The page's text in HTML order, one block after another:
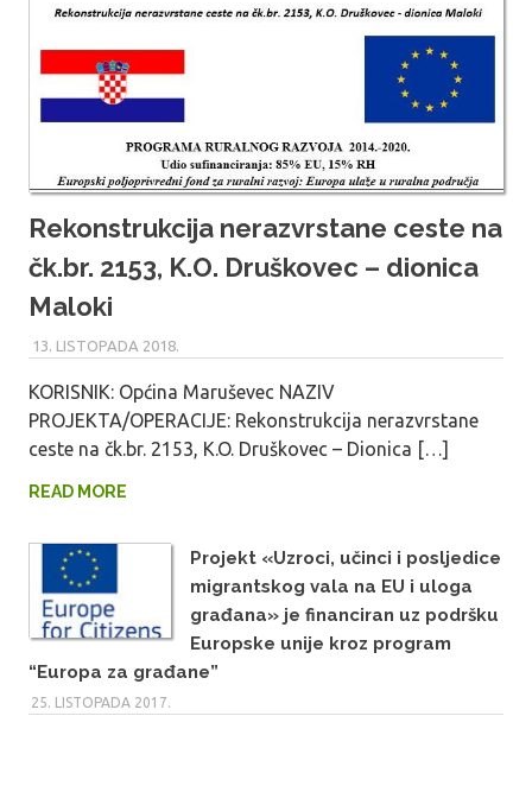
Rekonstrukcija nerazvrstane ceste na
čk.br. 2153, K.O. Druškovec – dionica
Maloki
13. LISTOPADA 2018.
KORISNIK: Općina Maruševec NAZIV
PROJEKTA/OPERACIJE: Rekonstrukcija nerazvrstane
ceste na čk.br. 2153, K.O. Druškovec – Dionica […]
READ MORE
Projekt «Uzroci, učinci i posljedice
migrantskog vala na EU i uloga
građana» je financiran uz podršku
Europske unije kroz program
“Europa za građane”
25. LISTOPADA 2017.